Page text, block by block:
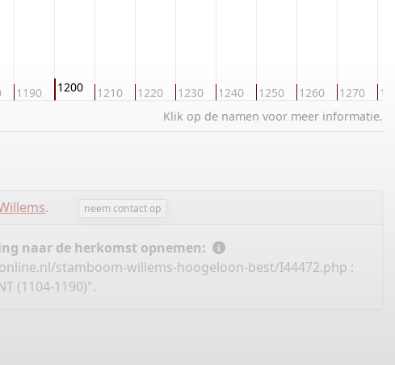
1190 1200 1210 1220 1230 1240 1250 1260 1270
Klik op de namen voor meer informatie.
. neem contact op
naar de herkomst opnemen:
stamboom-willems-hoogeloon-best/I44472.php :
(1104-1190)".